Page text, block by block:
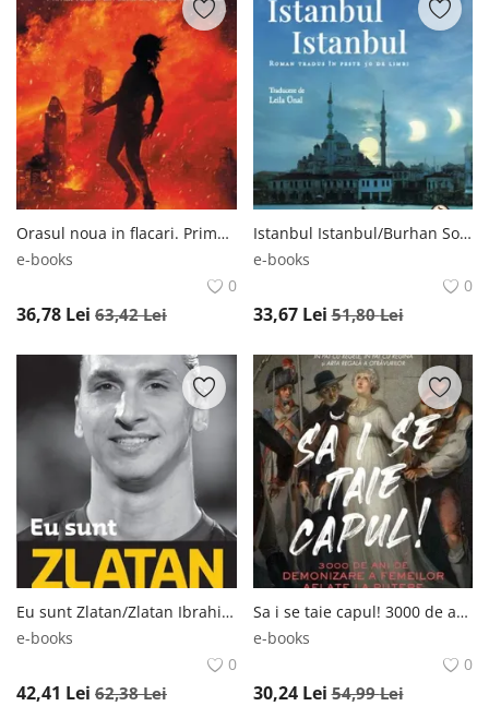
Orasul noua in flacari. Primul volum din seria Ciocnirea taramurilor/J. Patrick Black Orasul noua in flacari. Primul volum din seria Ciocnirea taramurilor/J. Patrick Black
e-books
0
36,78 Lei 63,42Lei
Istanbul Istanbul/Burhan Sonmez Istanbul Istanbul/Burhan Sonmez
e-books
0
33,67 Lei 51,80Lei
Eu sunt Zlatan/Zlatan Ibrahimovic, David Legercrantz Eu sunt Zlatan/Zlatan Ibrahimovic, David Legercrantz
e-books
0
42,41 Lei 62,38Lei
Sa i se taie capul! 3000 de ani de demonizare a femeilor aflate la putere/Eleanor Herman Sa i se taie capul! 3000 de ani de demonizare a femeilor aflate la putere/Eleanor Herman
e-books
0
30,24 Lei 54,99Lei